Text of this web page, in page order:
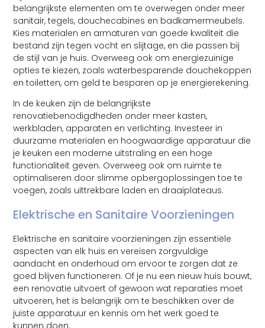
belangrijkste elementen om te overwegen onder meer
sanitair, tegels, douchecabines en badkamermeubels.
Kies materialen en armaturen van goede kwaliteit die
bestand zijn tegen vocht en slijtage, en die passen bij
de stijl van je huis. Overweeg ook om energiezuinige
opties te kiezen, zoals waterbesparende douchekoppen
en toiletten, om geld te besparen op je energierekening.
In de keuken zijn de belangrijkste
renovatiebenodigdheden onder meer kasten,
werkbladen, apparaten en verlichting. Investeer in
duurzame materialen en hoogwaardige apparatuur die
je keuken een moderne uitstraling en een hoge
functionaliteit geven. Overweeg ook om ruimte te
optimaliseren door slimme opbergoplossingen toe te
voegen, zoals uittrekbare laden en draaiplateaus.
Elektrische en Sanitaire Voorzieningen
Elektrische en sanitaire voorzieningen zijn essentiële
aspecten van elk huis en vereisen zorgvuldige
aandacht en onderhoud om ervoor te zorgen dat ze
goed blijven functioneren. Of je nu een nieuw huis bouwt,
een renovatie uitvoert of gewoon wat reparaties moet
uitvoeren, het is belangrijk om te beschikken over de
juiste apparatuur en kennis om het werk goed te
kunnen doen.